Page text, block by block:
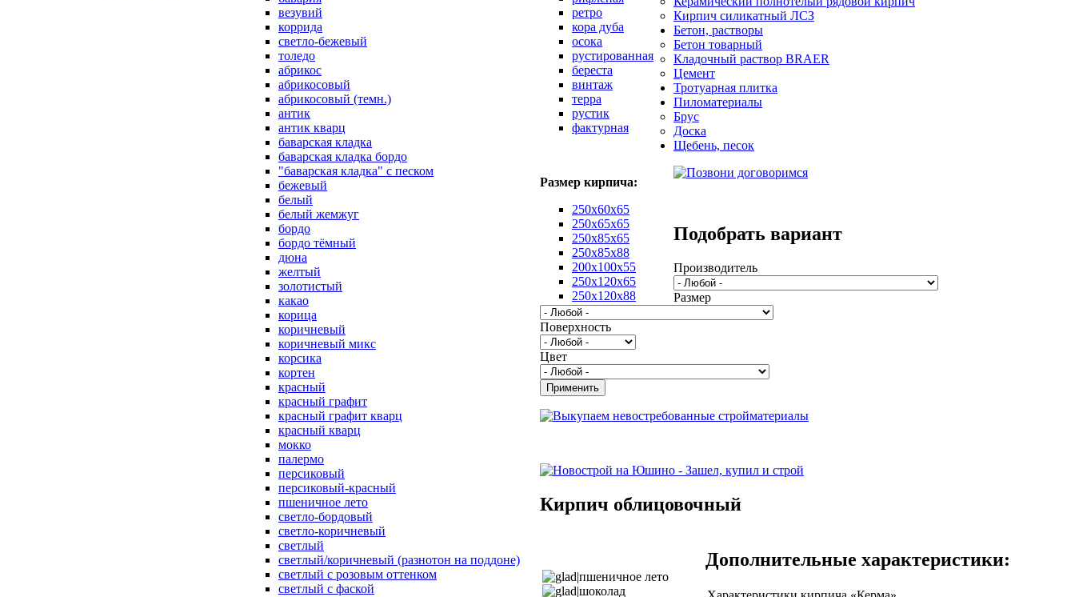
везувий
коррида
светло-бежевый
толедо
абрикос
абрикосовый
абрикосовый (темн.)
антик
антик кварц
баварская кладка
баварская кладка бордо
"баварская кладка" с песком
бежевый
белый
белый жемжуг
бордо
бордо тёмный
дюна
желтый
золотистый
какао
корица
коричневый
коричневый микс
корсика
кортен
красный
красный графит
красный графит кварц
красный кварц
мокко
палермо
персиковый
персиковый-красный
пшеничное лето
светло-бордовый
светло-коричневый
светлый
светлый/коричневый (разнотон на поддоне)
светлый с розовым оттенком
светлый с фаской
ретро
кора дуба
осока
рустированная
береста
винтаж
терра
рустик
фактурная
Размер кирпича:
250х60х65
250х65х65
250х85х65
250х85х88
200х100х55
250х120х65
250х120х88
Кирпич силикатный ЛСЗ
Бетон, растворы
Бетон товарный
Кладочный раствор BRAER
Цемент
Тротуарная плитка
Пиломатериалы
Брус
Доска
Щебень, песок
Подобрать вариант
Производитель
Размер
Поверхность
Цвет
Кирпич облицовочный
Дополнительные характеристики: